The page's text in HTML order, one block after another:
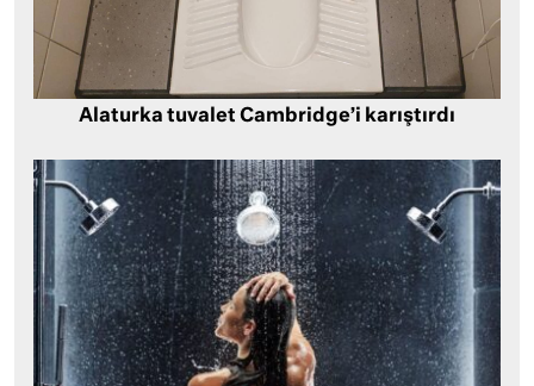
Alaturka tuvalet Cambridge’i karıştırdı